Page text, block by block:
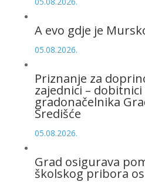
A evo gdje je
05.08.2026.
Priznanje za
zajednici –
gradonačelnika
Središće
05.08.2026.
Grad osigurava
školskog pribora